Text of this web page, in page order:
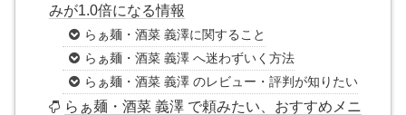
みが1.0倍になる情報
らぁ麺・酒菜 義澤に関すること
らぁ麺・酒菜 義澤 へ迷わずいく方法
らぁ麺・酒菜 義澤 のレビュー・評判が知りたい
らぁ麺・酒菜 義澤 で頼みたい、おすすめメニ